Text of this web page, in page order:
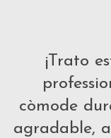
¡Trato
còmode
agradable,